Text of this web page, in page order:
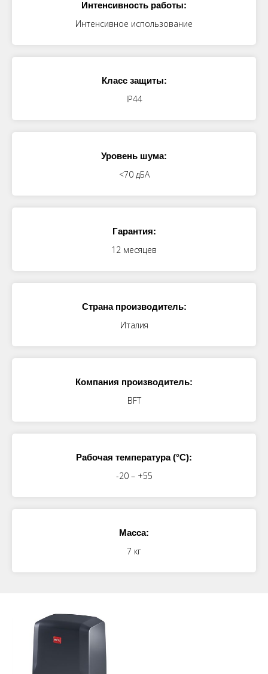
Интенсивность работы:
Интенсивное использование
Класс защиты:
IP44
Уровень шума:
<70 дБА
Гарантия:
12 месяцев
Страна производитель:
Италия
Компания производитель:
BFT
Рабочая температура (°C):
-20 – +55
Масса:
7 кг